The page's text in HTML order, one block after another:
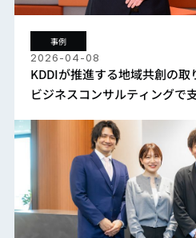
事例
2026-04-08
KDDIが推進する地域共創の
ビジネスコンサルティングで